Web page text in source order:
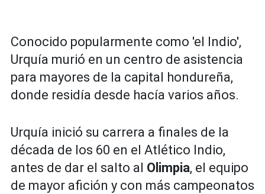
Conocido popularmente como 'el Indio',
Urquía murió en un centro de asistencia
para mayores de la capital hondureña,
donde residía desde hacía varios años.
Urquía inició su carrera a finales de la
década de los 60 en el Atlético Indio,
antes de dar el salto al Olimpia, el equipo
de mayor afición y con más campeonatos